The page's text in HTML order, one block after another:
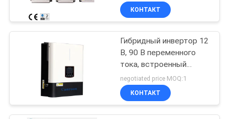
Преобразователь
переменной
частоты
23
КОНТАКТ
Гибридный инвертор 12
В, 90 В переменного
тока, встроенный
солнечный контроллер
MPPT
negotiated price MOQ:1
КОНТАКТ